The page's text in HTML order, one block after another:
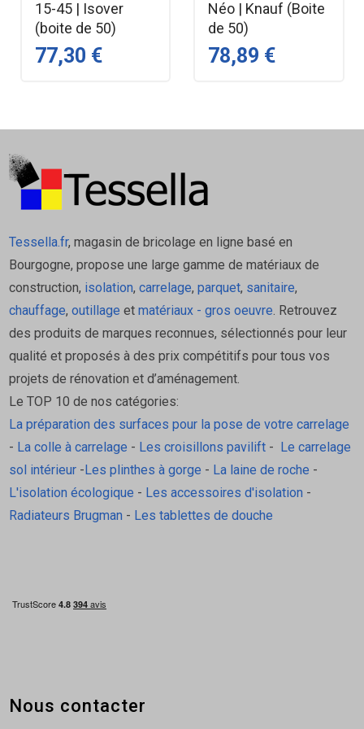
aux solutions métalliques traditionnelles.
Bon maintien de l’isolant et de la membrane
dans la suspente.
plafonds isolés.
Applications recommandées
et plafonds sous toiture.
Réglage de la hauteur de suspente selon
l’épaisseur d’isolant (200–300 mm).
Maintien de la membrane d’étanchéité à l’air
sous isolant pour performance thermique
accrue.
Pose de faux plafonds isolés avec ossature
métallique.
Caractéristiques techniques
Caractéristique
Marque ISOVER
Matériau
compatible
15-45 | Isover
(boite de 50)
77,30 €
Néo | Knauf (Boite
de 50)
78,89 €
Tessella.fr, magasin de bricolage en ligne basé en
Bourgogne, propose une large gamme de matériaux de
construction, isolation, carrelage, parquet, sanitaire,
chauffage, outillage et matériaux - gros oeuvre . Retrouvez
des produits de marques reconnues, sélectionnés pour leur
qualité et proposés à des prix compétitifs pour tous vos
projets de rénovation et d’aménagement.
Le TOP 10 de nos catégories:
La préparation des surfaces pour la pose de votre carrelage
- La colle à carrelage - Les croisillons pavilift- Le carrelage
sol intérieur-Les plinthes à gorge - La laine de roche -
L'isolation écologique - Les accessoires d'isolation -
Radiateurs Brugman - Les tablettes de douche
Nous contacter